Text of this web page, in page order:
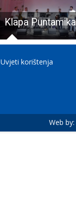
Uvjeti korištenja
Web by: